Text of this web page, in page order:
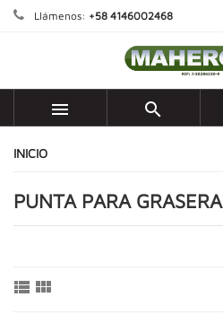
Llámenos: +58 4146002468
 
INICIO
PUNTA PARA GRASERA
 